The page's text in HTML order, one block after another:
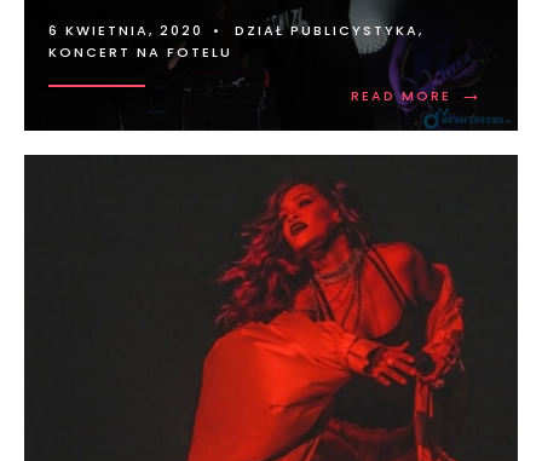
6 KWIETNIA, 2020 • DZIAŁ PUBLICYSTYKA,
KONCERT NA FOTELU
READ MORE →